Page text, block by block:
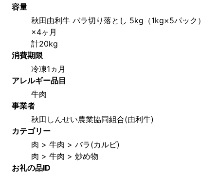
容量
秋田由利牛 バラ切り落とし 5kg（1kg×5パック）
×4ヶ月
計20kg
消費期限
冷凍1ヵ月
アレルギー品目
牛肉
事業者
秋田しんせい農業協同組合(由利牛)
カテゴリー
肉 > 牛肉 > バラ(カルビ)
肉 > 牛肉 > 炒め物
お礼の品ID